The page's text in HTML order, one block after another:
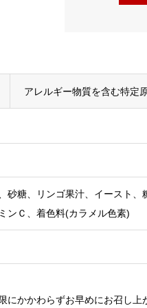
アレルギー物質を含む特定
砂糖、リンゴ果汁、イースト
ンＣ、着色料(カラメル色素)
にかかわらずお早めにお召し上